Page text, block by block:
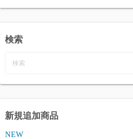
検索
新規追加商品
NEW